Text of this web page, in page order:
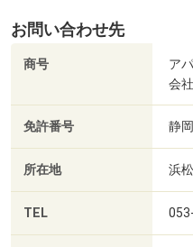
お問い合わせ先
商号
ア
会
免許番号 静
所在地 浜
TEL